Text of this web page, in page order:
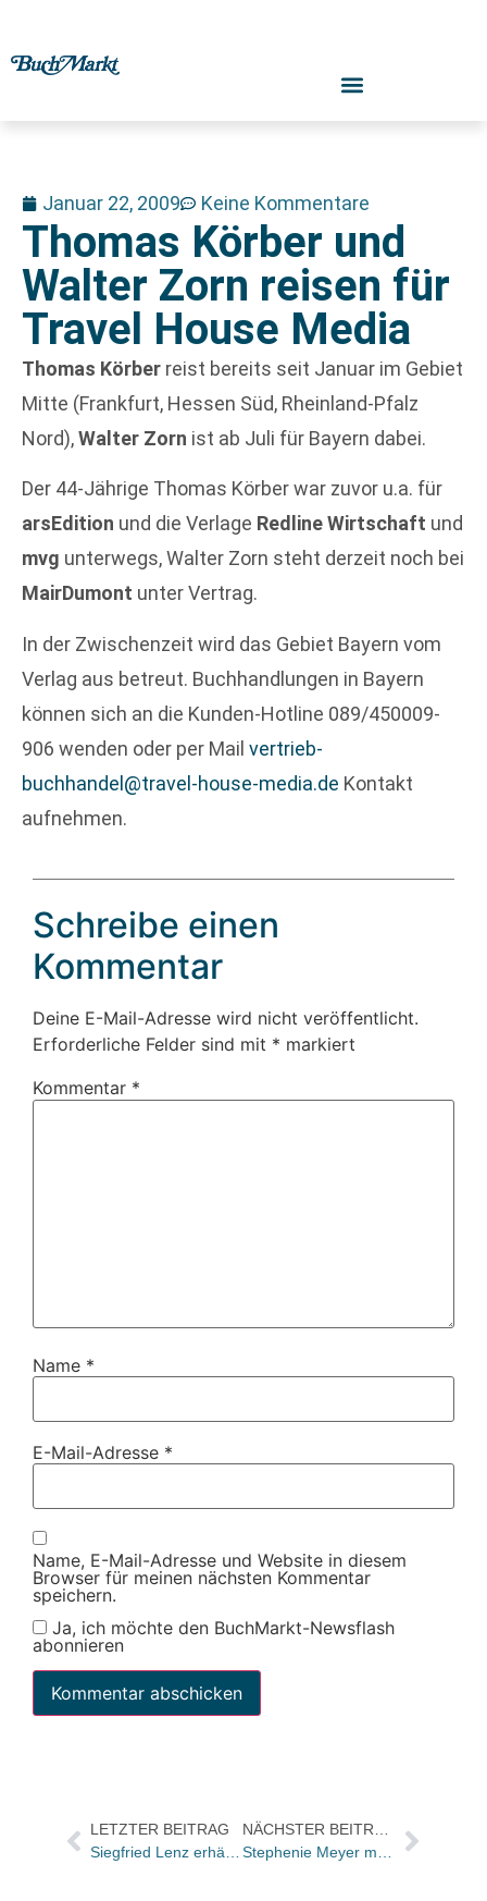
Januar 22, 2009 Keine Kommentare
Thomas Körber und
Walter Zorn reisen für
Travel House Media
Thomas Körber reist bereits seit Januar im Gebiet
Mitte (Frankfurt, Hessen Süd, Rheinland-Pfalz
Nord),Walter Zorn ist ab Juli für Bayern dabei.
Der 44-Jährige Thomas Körber war zuvor u.a. für
arsEdition und die Verlage Redline Wirtschaft und
mvg unterwegs, Walter Zorn steht derzeit noch bei
MairDumont unter Vertrag.
In der Zwischenzeit wird das Gebiet Bayern vom
Verlag aus betreut. Buchhandlungen in Bayern
können sich an die Kunden-Hotline 089/450009-
906 wenden oder per Mail vertrieb-
buchhandel@travel-house-media.de Kontakt
aufnehmen.
Schreibe einen
Kommentar
Deine E-Mail-Adresse wird nicht veröffentlicht.
Erforderliche Felder sind mit * markiert
Kommentar *
Name *
E-Mail-Adresse *
Name, E-Mail-Adresse und Website in diesem
Browser für meinen nächsten Kommentar
speichern.
Ja, ich möchte den BuchMarkt-Newsflash
abonnieren
LETZTER BEITRAG